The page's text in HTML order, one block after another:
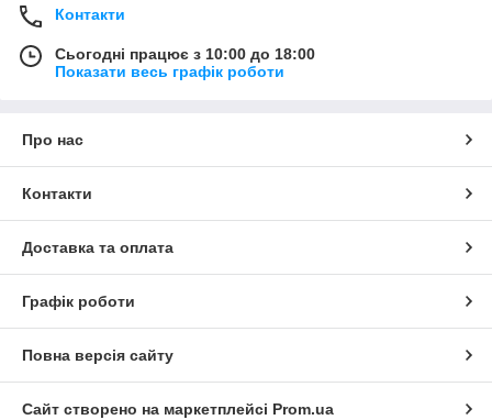
Контакти
Сьогодні працює з 10:00 до 18:00
Показати весь графік роботи
Про нас
Контакти
Доставка та оплата
Графік роботи
Повна версія сайту
Сайт створено на маркетплейсі Prom.ua